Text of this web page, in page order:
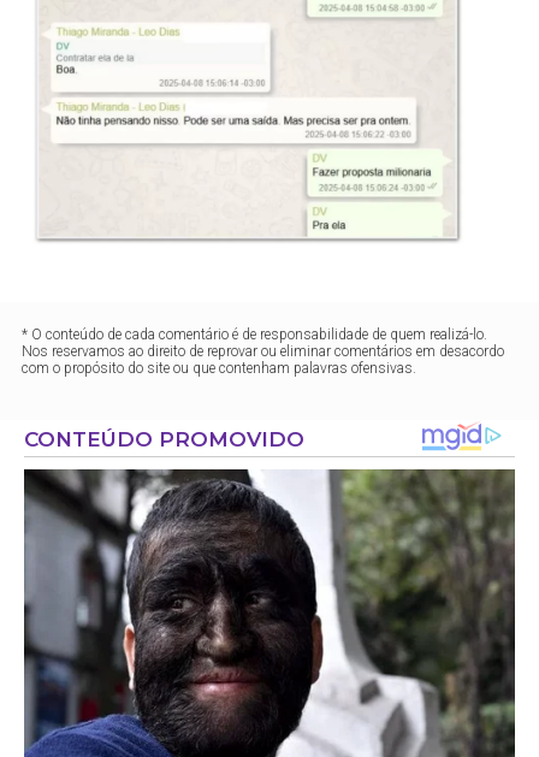
* O conteúdo de cada comentário é de responsabilidade de quem realizá-lo.
Nos reservamos ao direito de reprovar ou eliminar comentários em desacordo
com o propósito do site ou que contenham palavras ofensivas.